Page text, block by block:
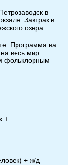
в
Завтрак в
озера.
Программа на
на весь мир
фольклорным
+
+ ж/д